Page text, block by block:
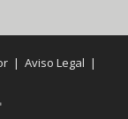
|Aviso Legal |